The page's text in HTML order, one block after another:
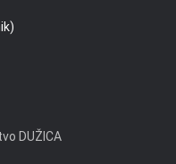
DUŽICA